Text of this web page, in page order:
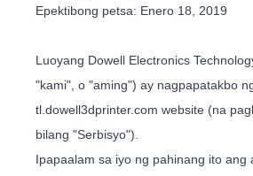
Epektibong petsa: Enero 18, 2019
Luoyang Dowell Electronics
"kami", o "aming") ay nagpapatakbo
tl.dowell3dprinter.com website (na
bilang "Serbisyo").
Ipapaalam sa iyo ng pahinang ito ang